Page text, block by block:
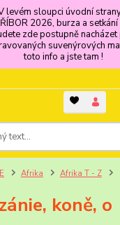
levém sloupci úvodní
2026, burza a
zde postupně
suvenýrových
toto info a jste tam !
Afrika Afrika T - Z
koně, o